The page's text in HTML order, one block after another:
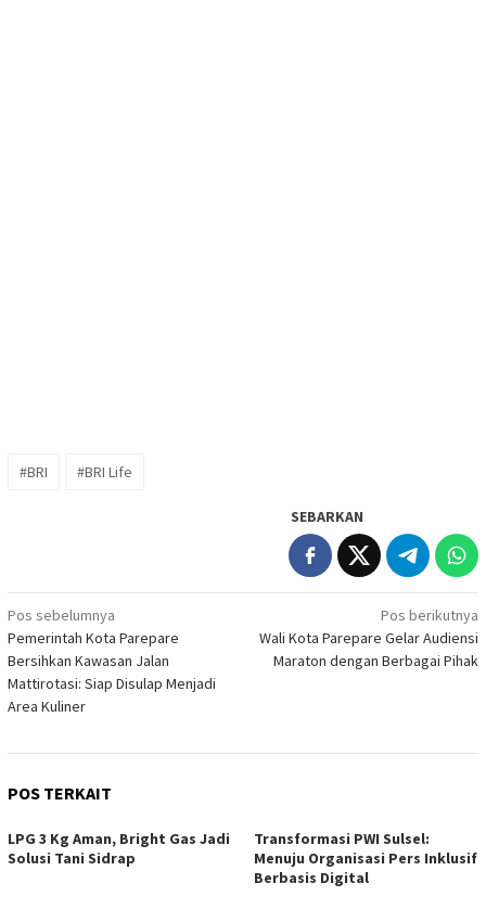
#BRI #BRI Life
SEBARKAN
Navigasi
pos
Pos sebelumnya
Pemerintah Kota Parepare
Bersihkan Kawasan Jalan
Mattirotasi: Siap Disulap Menjadi
Area Kuliner
Pos berikutnya
Wali Kota Parepare Gelar Audiensi
Maraton dengan Berbagai Pihak
POS TERKAIT
LPG 3 Kg Aman, Bright Gas Jadi
Solusi Tani Sidrap
Transformasi PWI Sulsel:
Menuju Organisasi Pers Inklusif
Berbasis Digital